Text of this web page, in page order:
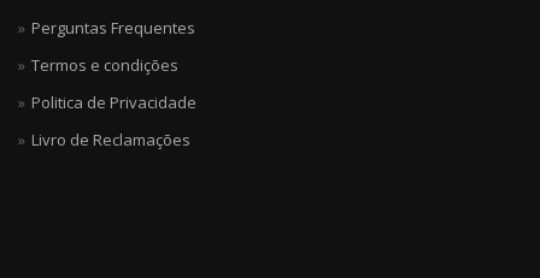
Perguntas Frequentes
Termos e condições
Politica de Privacidade
Livro de Reclamações